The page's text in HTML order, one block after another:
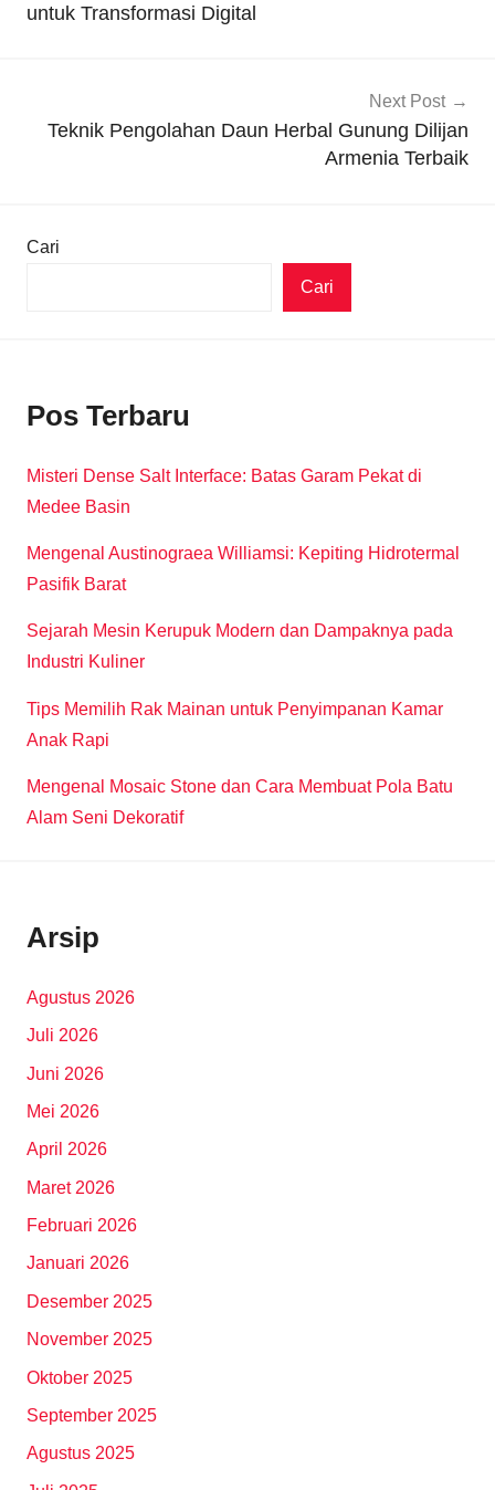
untuk Transformasi Digital
Next Post
Teknik Pengolahan Daun Herbal Gunung Dilijan
Armenia Terbaik
Cari
Cari
Pos Terbaru
Misteri Dense Salt Interface: Batas Garam Pekat di
Medee Basin
Mengenal Austinograea Williamsi: Kepiting Hidrotermal
Pasifik Barat
Sejarah Mesin Kerupuk Modern dan Dampaknya pada
Industri Kuliner
Tips Memilih Rak Mainan untuk Penyimpanan Kamar
Anak Rapi
Mengenal Mosaic Stone dan Cara Membuat Pola Batu
Alam Seni Dekoratif
Arsip
Agustus 2026
Juli 2026
Juni 2026
Mei 2026
April 2026
Maret 2026
Februari 2026
Januari 2026
Desember 2025
November 2025
Oktober 2025
September 2025
Agustus 2025